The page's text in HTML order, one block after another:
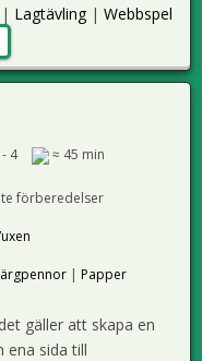
| Lagtävling| Webbspel
4 ≈ 45 min
förberedelser
| Papper
gäller att skapa en
ena sida till